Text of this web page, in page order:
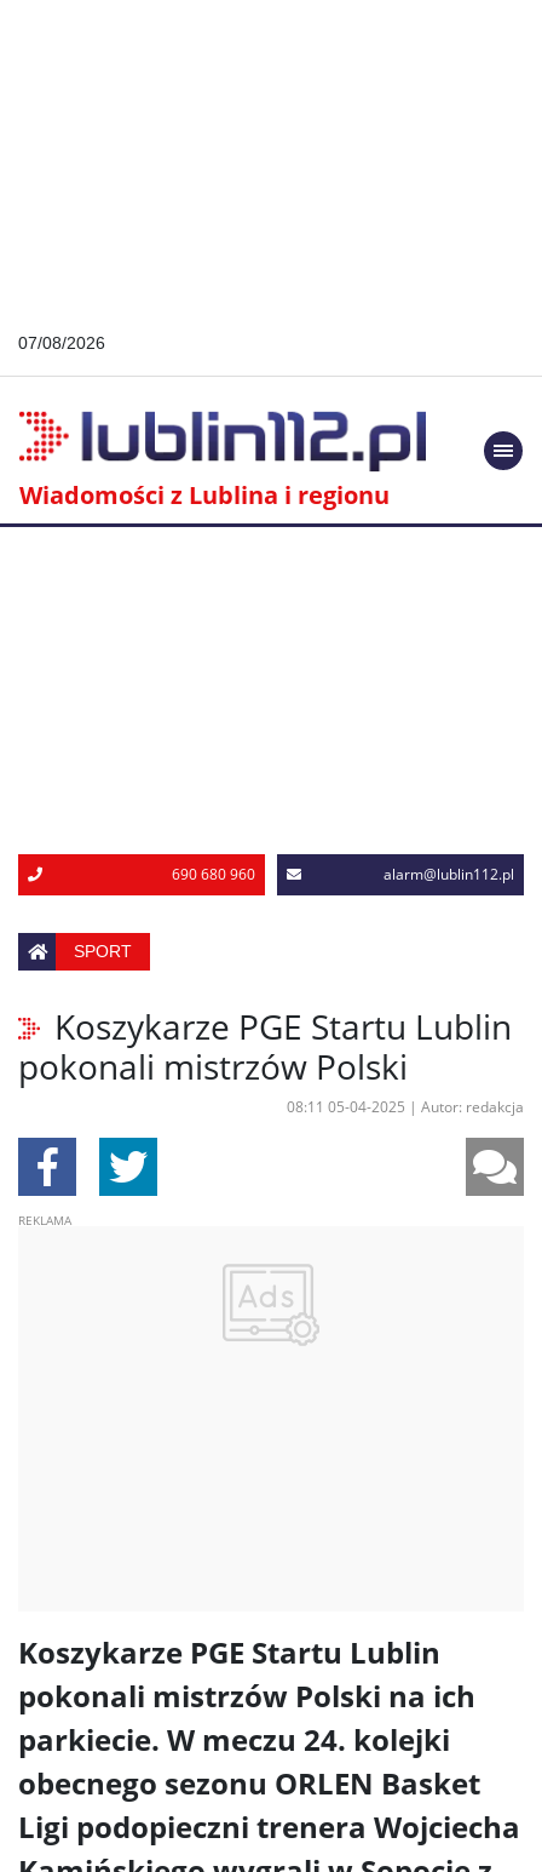
07/08/2026
Wiadomości z Lublina i regionu
690 680 960 alarm@lublin112.pl
SPORT
Koszykarze PGE Startu Lublin
pokonali mistrzów Polski
08:11 05-04-2025 | Autor: redakcja
Koszykarze PGE Startu Lublin
pokonali mistrzów Polski na ich
parkiecie. W meczu 24. kolejki
obecnego sezonu ORLEN Basket
Ligi podopieczni trenera Wojciecha